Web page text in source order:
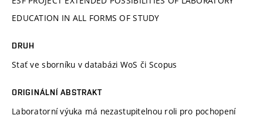
EDUCATION IN ALL FORMS OF STUDY
DRUH
Stať ve sborníku v databázi WoS či Scopus
ORIGINÁLNÍ ABSTRAKT
Laboratorní výuka má nezastupitelnou roli pro pochopení